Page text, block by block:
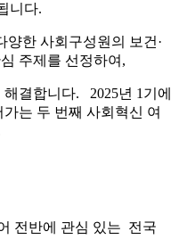
니다.
양한 사회구성원의 보건·
주제를 선정하여,
결합니다. 2025년 1기에
는 두 번째 사회혁신 여
전반에 관심 있는 전국